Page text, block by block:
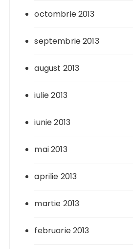
octombrie 2013
septembrie 2013
august 2013
iulie 2013
iunie 2013
mai 2013
aprilie 2013
martie 2013
februarie 2013